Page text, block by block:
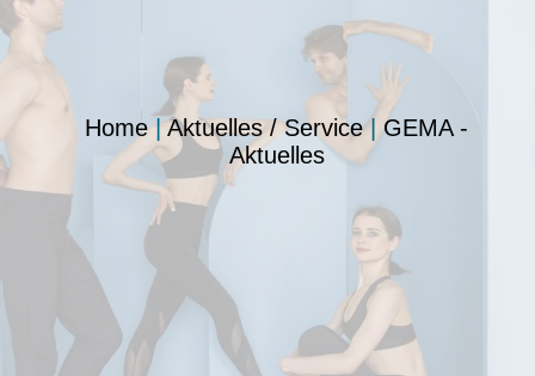
Home|Aktuelles / Service|GEMA -
Aktuelles